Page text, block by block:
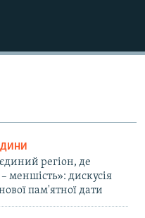
регіон, де
меншість»: дискусія
пам'ятної дати